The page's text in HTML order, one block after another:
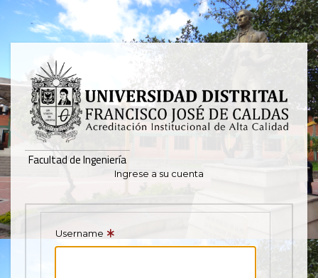
Iniciar
sesión
|
Facultad
de
Ingeniería
Pasar
contenido
principal
Facultad de Ingeniería
Ingrese a su cuenta
Username